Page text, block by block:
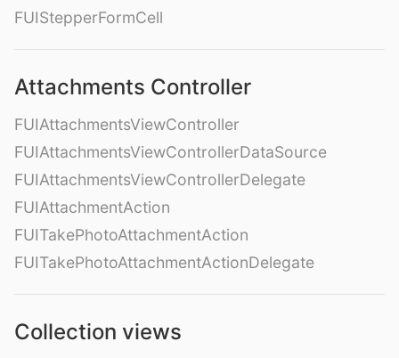
FUIStepperFormCell
Attachments Controller
FUIAttachmentsViewController
FUIAttachmentsViewControllerDataSource
FUIAttachmentsViewControllerDelegate
FUIAttachmentAction
FUITakePhotoAttachmentAction
FUITakePhotoAttachmentActionDelegate
Collection views